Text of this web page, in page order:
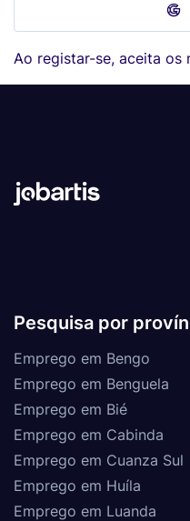
Ao registar-se, aceita os
Pesquisa por
Emprego em Bengo
Emprego em Benguela
Emprego em Bié
Emprego em Cabinda
Emprego em Cuanza Sul
Emprego em Huíla
Emprego em Luanda